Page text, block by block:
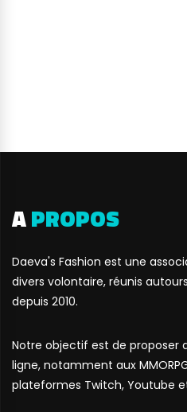
APROPOS
Daeva's Fashion est une
divers volontaire, réunis
depuis 2010.
Notre objectif est de proposer
ligne, notamment aux
plateformes Twitch, Youtube